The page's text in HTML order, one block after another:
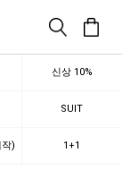
신상 10%
SUIT
) 1+1